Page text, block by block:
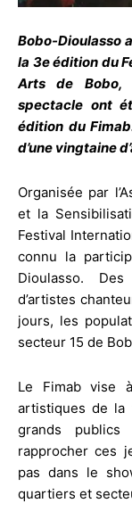
Bobo-Dioulasso
la 3e édition du
Arts de Bobo,
spectacle ont
édition du
d’une vingtaine
Organisée par
et la
Festival
connu la
Dioulasso.
d’artistes
jours, les
secteur 15 de
Le Fimab vise
artistiques de la
grands
rapprocher ces
pas dans le
quartiers et